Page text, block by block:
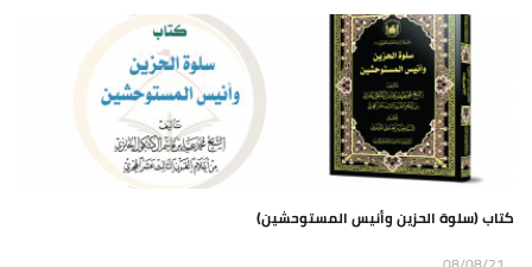
كتاب (سلوة الحزين وأنيس المستوحشين)